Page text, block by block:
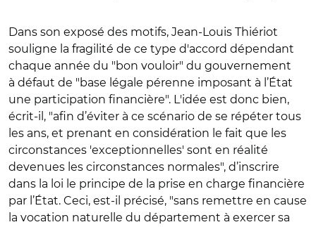
Dans son exposé des motifs, Jean-Louis Thiériot
souligne la fragilité de ce type d'accord dépendant
chaque année du "bon vouloir" du gouvernement
à défaut de "base légale pérenne imposant à l’État
une participation financière". L'idée est donc bien,
écrit-il, "afin d’éviter à ce scénario de se répéter tous
les ans, et prenant en considération le fait que les
circonstances 'exceptionnelles' sont en réalité
devenues les circonstances normales", d’inscrire
dans la loi le principe de la prise en charge financière
par l’État. Ceci, est-il précisé, "sans remettre en cause
la vocation naturelle du département à exercer sa